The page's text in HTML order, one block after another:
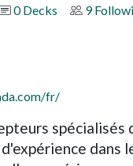
0 Decks 9
fr/